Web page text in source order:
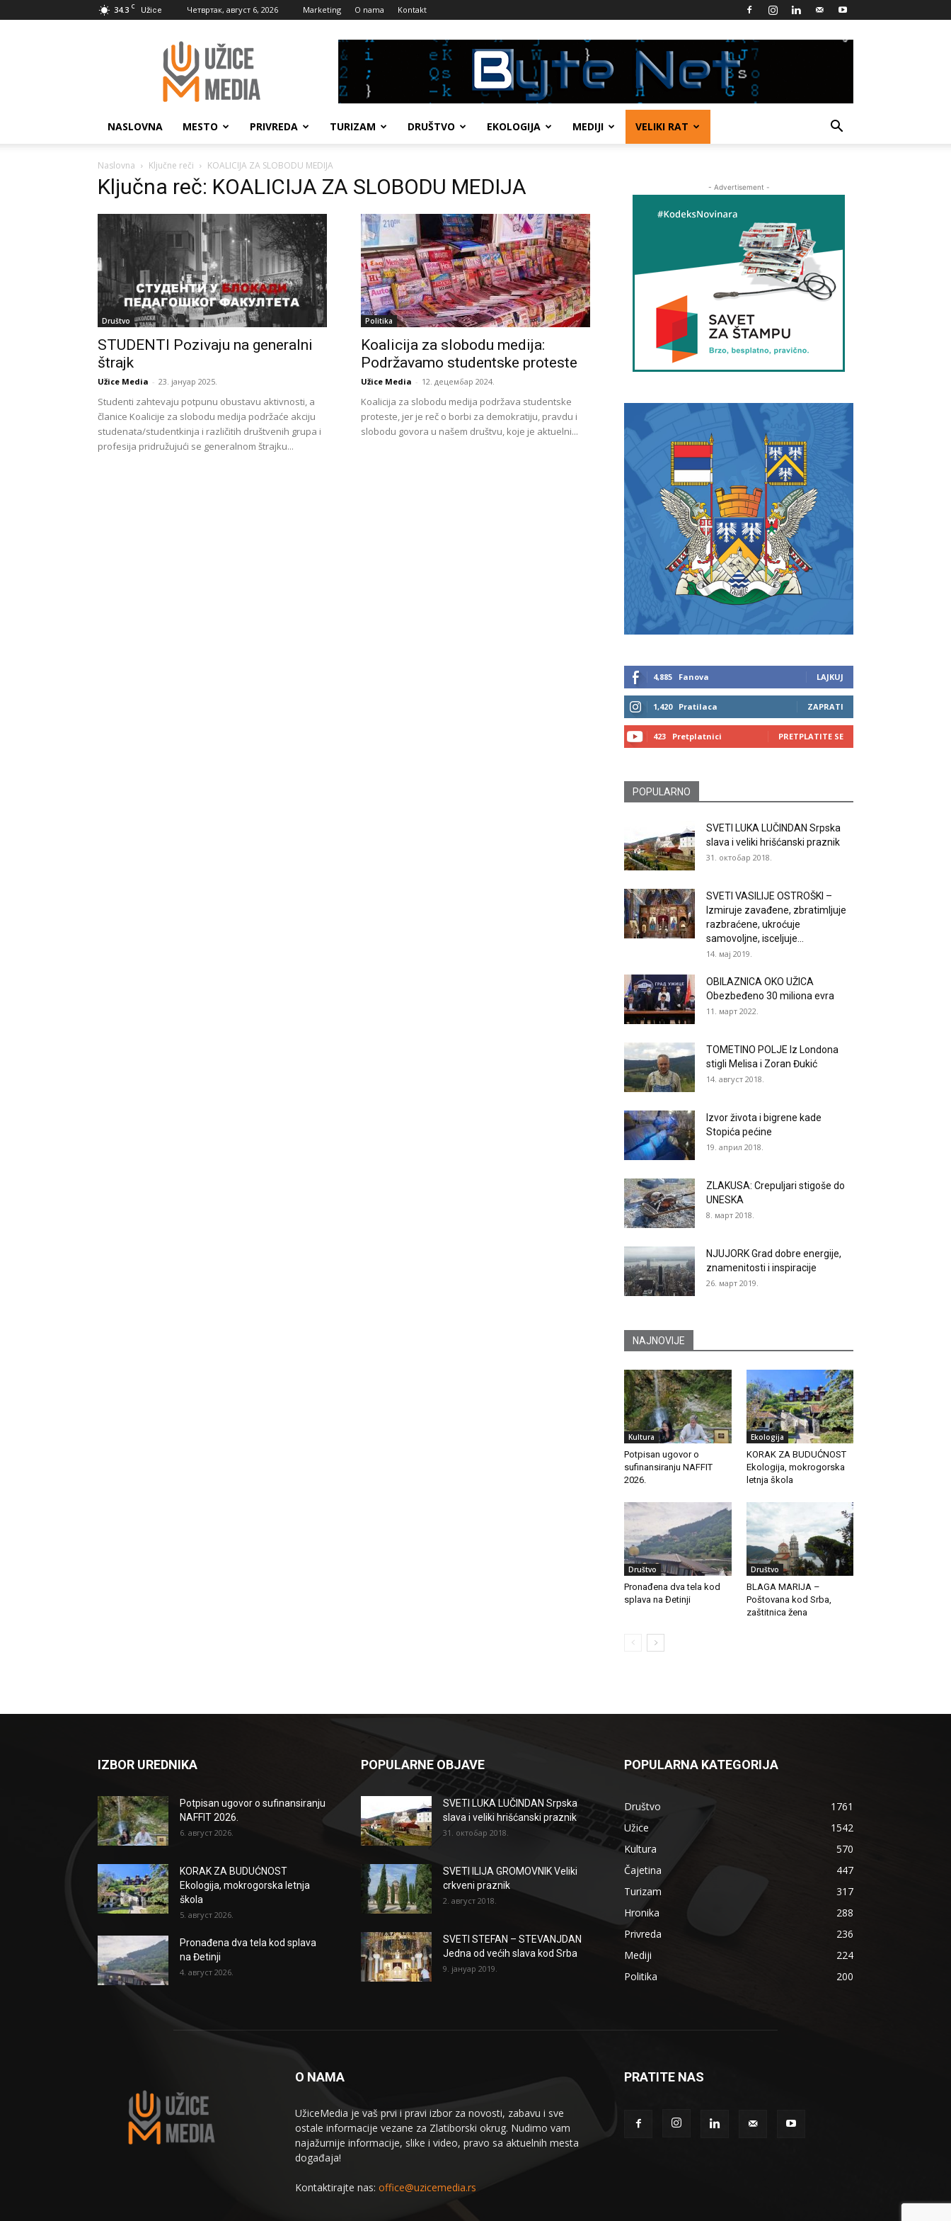
34.3 C Užice Четвртак, август 6, 2026 Marketing O nama Kontakt
UžiceMedia
NASLOVNA MESTO PRIVREDA TURIZAM DRUŠTVO EKOLOGIJA MEDIJI VELIKI RAT
Naslovna Ključne reči KOALICIJA ZA SLOBODU MEDIJA
Ključna reč: KOALICIJA ZA SLOBODU MEDIJA
Društvo
STUDENTI Pozivaju na generalni
štrajk
Užice Media - 23. јануар 2025.
Studenti zahtevaju potpunu obustavu aktivnosti, a
članice Koalicije za slobodu medija podržaće akciju
studenata/studentkinja i različitih društvenih grupa i
profesija pridružujući se generalnom štrajku...
Politika
Koalicija za slobodu medija:
Podržavamo studentske proteste
Užice Media - 12. децембар 2024.
Koalicija za slobodu medija podržava studentske
proteste, jer je reč o borbi za demokratiju, pravdu i
slobodu govora u našem društvu, koje je aktuelni...
- Advertisement -
4,885 Fanova LAJKUJ
1,420 Pratilaca ZAPRATI
423 Pretplatnici PRETPLATITE SE
POPULARNO
SVETI LUKA LUČINDAN Srpska
slava i veliki hrišćanski praznik
31. октобар 2018.
SVETI VASILIJE OSTROŠKI –
Izmiruje zavađene, zbratimljuje
razbraćene, ukroćuje
samovoljne, isceljuje...
14. мај 2019.
OBILAZNICA OKO UŽICA
Obezbeđeno 30 miliona evra
11. март 2022.
TOMETINO POLJE Iz Londona
stigli Melisa i Zoran Đukić
14. август 2018.
Izvor života i bigrene kade
Stopića pećine
19. април 2018.
ZLAKUSA: Crepuljari stigoše do
UNESKA
8. март 2018.
NJUJORK Grad dobre energije,
znamenitosti i inspiracije
26. март 2019.
NAJNOVIJE
Kultura
Potpisan ugovor o
sufinansiranju NAFFIT
2026.
Ekologija
KORAK ZA BUDUĆNOST
Ekologija, mokrogorska
letnja škola
Društvo
Pronađena dva tela kod
splava na Đetinji
Društvo
BLAGA MARIJA –
Poštovana kod Srba,
zaštitnica žena
IZBOR UREDNIKA
Potpisan ugovor o sufinansiranju
NAFFIT 2026.
6. август 2026.
KORAK ZA BUDUĆNOST
Ekologija, mokrogorska letnja
škola
5. август 2026.
Pronađena dva tela kod splava
na Đetinji
4. август 2026.
POPULARNE OBJAVE
SVETI LUKA LUČINDAN Srpska
slava i veliki hrišćanski praznik
31. октобар 2018.
SVETI ILIJA GROMOVNIK Veliki
crkveni praznik
2. август 2018.
SVETI STEFAN – STEVANJDAN
Jedna od većih slava kod Srba
9. јануар 2019.
POPULARNA KATEGORIJA
Društvo
1761
Užice
1542
Kultura
570
Čajetina
447
Turizam
317
Hronika
288
Privreda
236
Mediji
224
Politika
200
O NAMA
UžiceMedia je vaš prvi i pravi izbor za novosti, zabavu i sve
ostale informacije vezane za Zlatiborski okrug. Nudimo vam
najažurnije informacije, slike i video, pravo sa aktuelnih mesta
događaja!
Kontaktirajte nas: office@uzicemedia.rs
PRATITE NAS